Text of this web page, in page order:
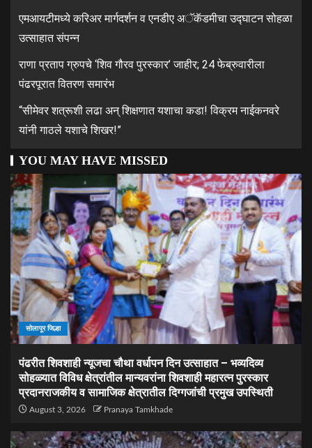
एमआयटीमध्ये करिअर मार्गदर्शन व एनडीए अॅकॅडमीचा उद्घाटन सोहळा
उत्साहात संपन्न
राणा प्रताप ग्रुपचे ‘शिव गौरव पुरस्कार’ जाहीर; 24 फेब्रुवारीला
पंढरपूरात वितरण समारंभ
“सीमेवर शत्रूशी लढा अन् शिक्षणात यशाचा कडा! विक्रम नाईकनवरे
यांनी गाठले यशाचे शिखर!”
YOU MAY HAVE MISSED
सोलापूर जिल्हा
पंढरीत शिवशाही न्यूजचा चौथा वर्धापन दिन उत्साहात – भव्यदिव्य
सोहळ्यात विविध क्षेत्रांतील मान्यवरांना शिवशाही महारत्न पुरस्कार
प्रदानराजकीय व सामाजिक क्षेत्रातील दिग्गजांची प्रमुख उपस्थिती
August 3, 2026 Pranaya Tamkhade